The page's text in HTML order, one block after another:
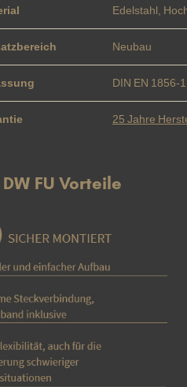
Edelstahl,
Neubau
DIN EN 1856-
25 Jahre
FU Vorteile